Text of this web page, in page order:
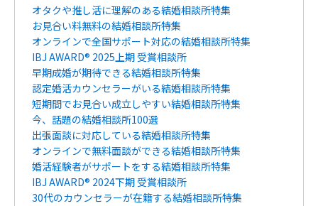
オタクや推し活に理解のある結婚相談所特集
お見合い料無料の結婚相談所特集
オンラインで全国サポート対応の結婚相談所特集
IBJ AWARD® 2025上期 受賞相談所
早期成婚が期待できる結婚相談所特集
認定婚活カウンセラーがいる結婚相談所特集
短期間でお見合い成立しやすい結婚相談所特集
今、話題の結婚相談所100選
出張面談に対応している結婚相談所特集
オンラインで無料面談ができる結婚相談所特集
婚活経験者がサポートをする結婚相談所特集
IBJ AWARD® 2024下期 受賞相談所
30代のカウンセラーが在籍する結婚相談所特集